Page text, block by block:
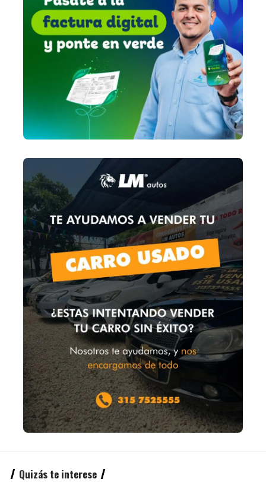
Quizás te interese